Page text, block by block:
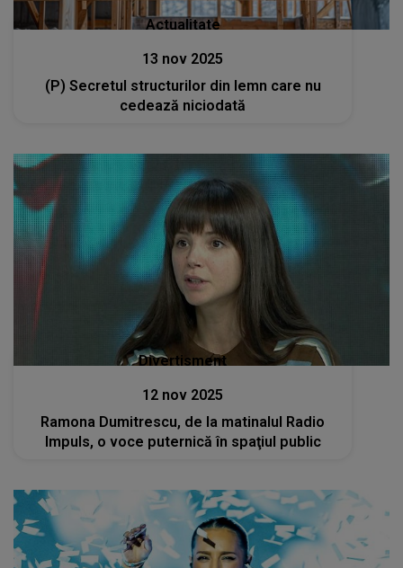
Actualitate
13 nov 2025
(P) Secretul structurilor din lemn care nu
cedează niciodată
Divertisment
12 nov 2025
Ramona Dumitrescu, de la matinalul Radio
Impuls, o voce puternică în spaţiul public